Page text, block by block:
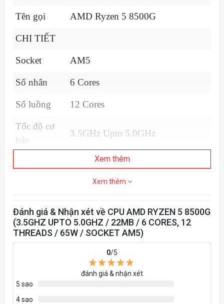
Tên gọi AMD Ryzen 5 8500G
CHI TIẾT
Socket AM5
Số nhân 6 Cores
Số luồng 12 Cores
Tốc độ cơ
bản
3.5GHz Upto 5.0GHz
6MB (L2) + 16MB (L3)
nhớ
Max Memory Speed
2x2R: DDR5-5200
4X1R: DDR5-3600
4x2R: DDR5-3600
AMD Radeon™ 740M
Phiên bản
Xem thêm
Xem thêm
Đánh giá & Nhận xét về CPU AMD RYZEN 5 8500G
(3.5GHZ UPTO 5.0GHZ / 22MB / 6 CORES, 12
THREADS / 65W / SOCKET AM5)
0/5
đánh giá & nhận xét
5 sao
4 sao